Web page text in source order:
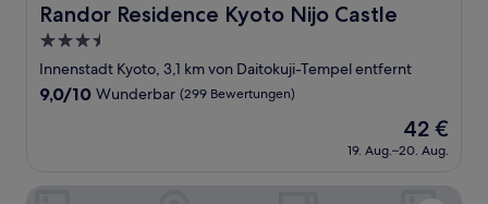
Randor Residence Kyoto Nijo Castle
Randor Residence Kyoto Nijo Castle
3.5-
Sterne-
Unterkunft
Innenstadt Kyoto, 3,1 km von Daitokuji-Tempel entfernt
9.0
Bewertungen)
9,0/10 Wunderbar (299 Bewertungen)
Der
Preis
beträgt
42 €
19. Aug.–20. Aug.